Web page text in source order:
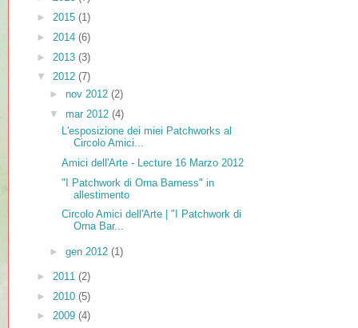
► 2015 (1)
► 2014 (6)
► 2013 (3)
▼ 2012 (7)
► nov 2012 (2)
▼ mar 2012 (4)
L'esposizione dei miei Patchworks al
Circolo Amici...
Amici dell'Arte - Lecture 16 Marzo 2012
"I Patchwork di Orna Barness" in
allestimento
Circolo Amici dell'Arte | "I Patchwork di
Orna Bar...
► gen 2012 (1)
► 2011 (2)
► 2010 (5)
► 2009 (4)